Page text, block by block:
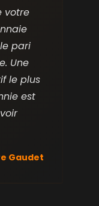
votre
pari
Une
le plus
est
Gaudet